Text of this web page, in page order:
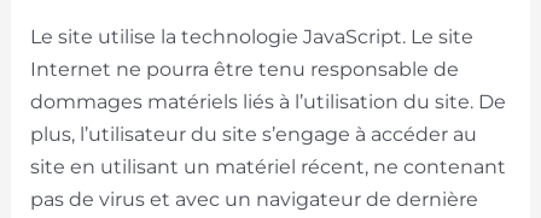
Le site utilise la technologie JavaScript. Le site
Internet ne pourra être tenu responsable de
dommages matériels liés à l’utilisation du site. De
plus, l’utilisateur du site s’engage à accéder au
site en utilisant un matériel récent, ne contenant
pas de virus et avec un navigateur de dernière